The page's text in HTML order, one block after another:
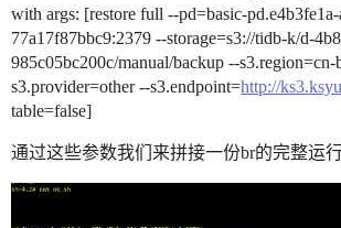
with args: [restore full --pd=basic-
77a17f87bbc9:2379 --storage=s3://tidb-k/d-
985c05bc200c/manual/backup --
s3.provider=other --s3.endpoint=http://
table=false]
通过这些参数我们来拼接一份br的完整运